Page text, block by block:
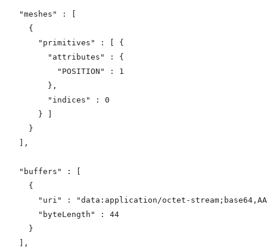
  "meshes" : [
    {
      "primitives" : [ {
        "attributes" : {
          "POSITION" : 1
        },
        "indices" : 0
      } ]
    }
  ],
  "buffers" : [
    {
"uri" : "data:application/octet-stream;base64,AAAA
      "byteLength" : 44
    }
  ],